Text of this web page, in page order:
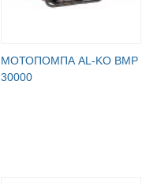
МОТОПОМПА AL-KO BMP
30000